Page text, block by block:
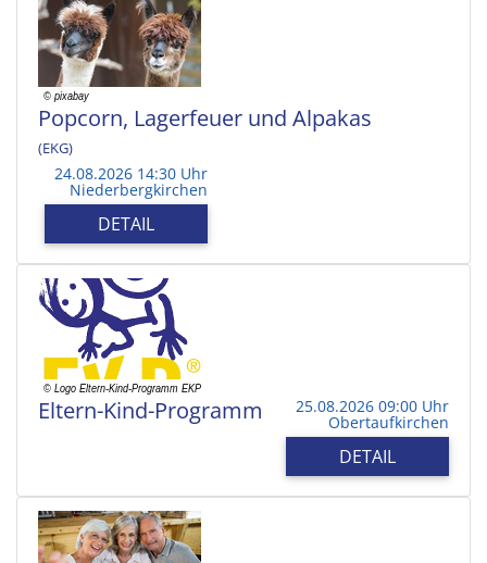
Popcorn, Lagerfeuer und Alpakas
(EKG)
24.08.2026 14:30 Uhr
Niederbergkirchen
DETAIL
Eltern-Kind-Programm 25.08.2026 09:00 Uhr
Obertaufkirchen
DETAIL